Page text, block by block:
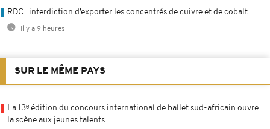
RDC : interdiction d’exporter les concentrés de cuivre et de cobalt
Il y a 9 heures
SUR LE MÊME PAYS
La 13ᵉ édition du concours international de ballet sud-africain ouvre
la scène aux jeunes talents